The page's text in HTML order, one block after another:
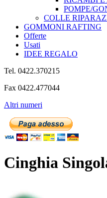
POMPE/
COLLE
GOMMONI RAFTING
Offerte
Usati
IDEE REGALO
Tel. 0422.370215
Fax 0422.477044
Altri numeri
Cinghia